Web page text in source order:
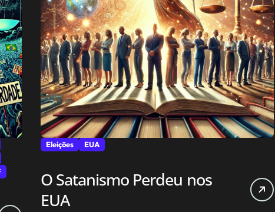
Eleições EUA
O Satanismo Perdeu nos
EUA